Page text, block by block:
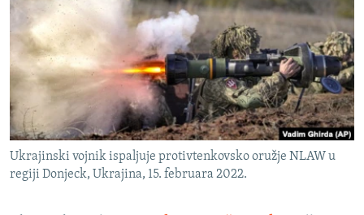
ISPRIČAJ MI
DNEVNO@RSE
SPECIJALI RSE
VIŠE OD NASLOVA
GENOCID U SREBRENICI
POPLAVE I KLIZIŠTA U BIH 2024.
PRATITE NAS
Ukrajinski vojnik ispaljuje protivtenkovsko oružje NLAW u
regiji Donjeck, Ukrajina, 15. februara 2022.